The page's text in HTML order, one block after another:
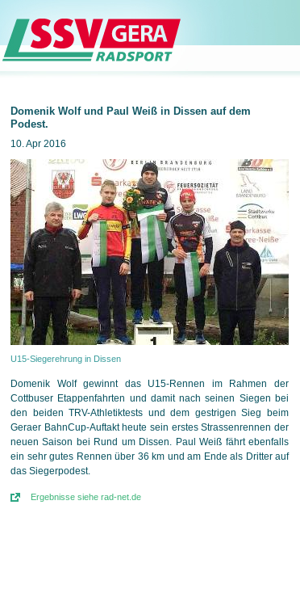
Domenik Wolf und Paul Weiß in Dissen auf dem
Podest.
10. Apr 2016
U15-Siegerehrung in Dissen
Domenik Wolf gewinnt das U15-Rennen im Rahmen der
Cottbuser Etappenfahrten und damit nach seinen Siegen bei
den beiden TRV-Athletiktests und dem gestrigen Sieg beim
Geraer BahnCup-Auftakt heute sein erstes Strassenrennen der
neuen Saison bei Rund um Dissen. Paul Weiß fährt ebenfalls
ein sehr gutes Rennen über 36 km und am Ende als Dritter auf
das Siegerpodest.
Ergebnisse siehe rad-net.de